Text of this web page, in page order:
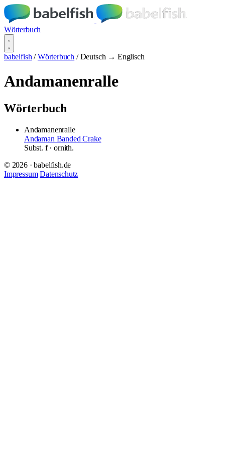
Wörterbuch
babelfish / Wörterbuch / Deutsch → Englisch
Andamanenralle
Wörterbuch
Andamanenralle
Andaman Banded Crake
Subst. f· ornith.
© 2026 · babelfish.de
Impressum Datenschutz